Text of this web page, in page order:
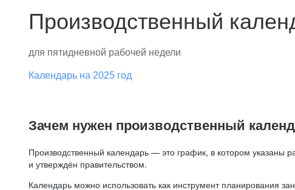
Производственный
для пятидневной рабочей недели
Календарь на 2025 год
Зачем нужен производственный
Производственный календарь — это график, в котором указаны
и утверждён правительством.
Календарь можно использовать как инструмент планирования